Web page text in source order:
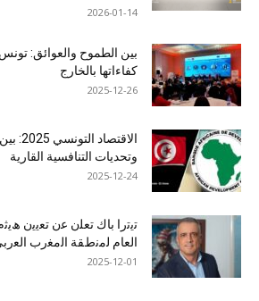
2026-01-14
بين الطموح والعوائق:
كفاءاتها بالخارج
2025-12-26
وتحديات التنافسية القارية
2025-12-24
ﺗﯾﺗرا ﺑﺎك ﺗﻌﻠن ﻋن ﺗﻌﯾﯾن
اﻟﻌﺎم ﻟﻣﻧطﻘﺔ اﻟﻣﻐرب
2025-12-01